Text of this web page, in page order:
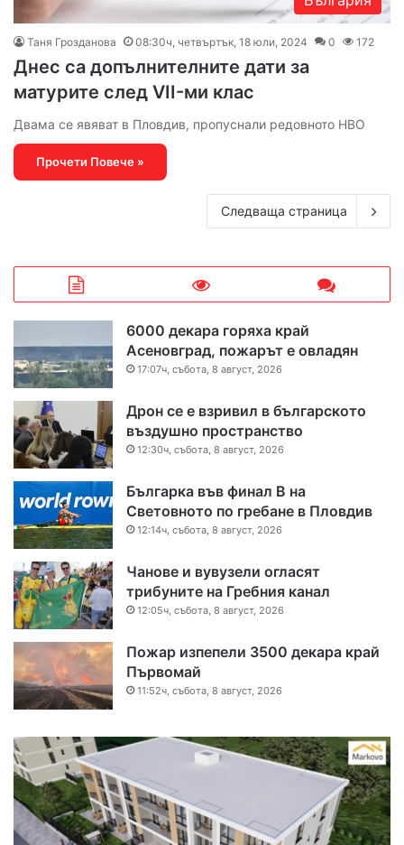
Таня Грозданова 08:30ч, четвъртък, 18 юли, 2024 0 172
Днес са допълнителните дати за
матурите след VII-ми клас
Двама се явяват в Пловдив, пропуснали редовното НВО
Прочети Повече »
Следваща страница
6000 декара горяха край
Асеновград, пожарът е овладян
17:07ч, събота, 8 август, 2026
Дрон се е взривил в българското
въздушно пространство
12:30ч, събота, 8 август, 2026
Българка във финал B на
Световното по гребане в Пловдив
12:14ч, събота, 8 август, 2026
Чанове и вувузели огласят
трибуните на Гребния канал
12:05ч, събота, 8 август, 2026
Пожар изпепели 3500 декара край
Първомай
11:52ч, събота, 8 август, 2026